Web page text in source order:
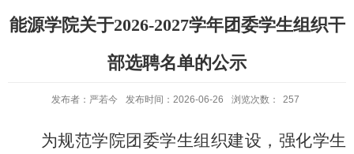
能源学院关于2026-2027学年团委学生组织干
部选聘名单的公示
发布者：严若今 发布时间：2026-06-26 浏览次数： 257
为规范学院团委学生组织建设，强化学生